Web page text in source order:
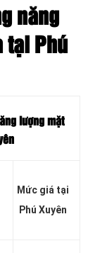
năng
tại Phú
lượng mặt
Mức giá tại
Phú Xuyên